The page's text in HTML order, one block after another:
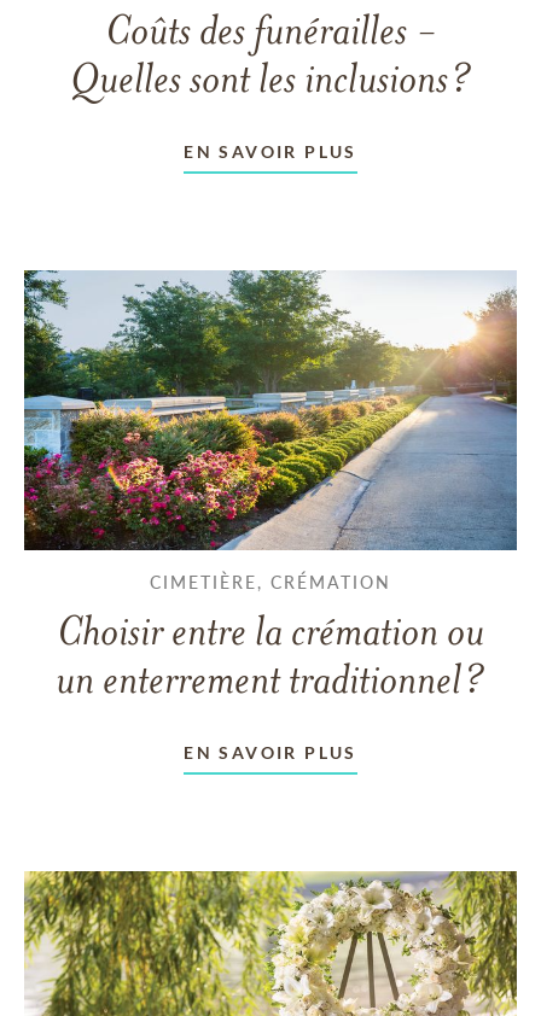
Coûts des funérailles -
Quelles sont les inclusions?
EN SAVOIR PLUS
CIMETIÈRE, CRÉMATION
Choisir entre la crémation ou
un enterrement traditionnel?
EN SAVOIR PLUS